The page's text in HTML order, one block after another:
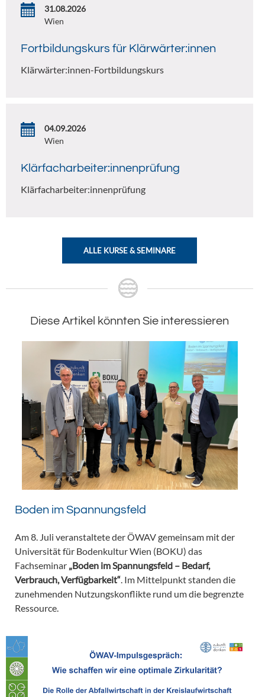
31.08.2026
Wien
Fortbildungskurs für Klärwärter:innen
Klärwärter:innen-Fortbildungskurs
04.09.2026
Wien
Klärfacharbeiter:innenprüfung
Klärfacharbeiter:innenprüfung
ALLE KURSE & SEMINARE
Diese Artikel könnten Sie interessieren
Boden im Spannungsfeld
Am 8. Juli veranstaltete der ÖWAV gemeinsam mit der
Universität für Bodenkultur Wien (BOKU) das
Fachseminar „Boden im Spannungsfeld – Bedarf,
Verbrauch, Verfügbarkeit“ . Im Mittelpunkt standen die
zunehmenden Nutzungskonflikte rund um die begrenzte
Ressource.